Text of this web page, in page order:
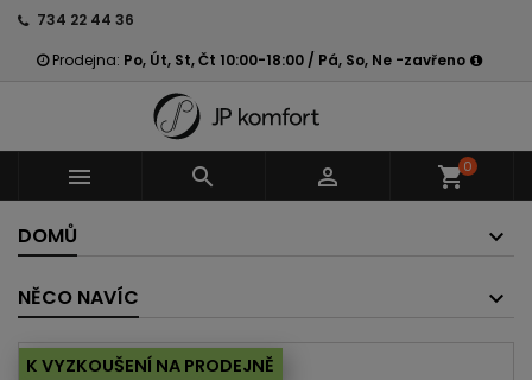
734 22 44 36
Prodejna: Po, Út, St, Čt 10:00-18:00 / Pá, So, Ne -zavřeno
   shopping_cart0
DOMŮ
NĚCO NAVÍC
K VYZKOUŠENÍ NA PRODEJNĚ